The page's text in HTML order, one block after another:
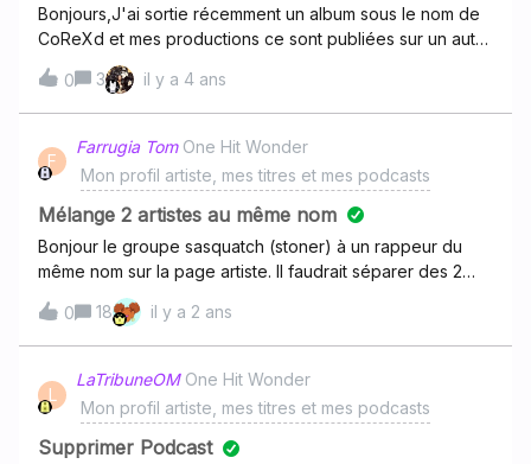
Bonjours,J'ai sortie récemment un album sous le nom de
CoReXd et mes productions ce sont publiées sur un autre
compte et je voudrais savoir si ce savoir si c'est possible
debke rediré sur mon compte ( de plus la photo du
compte ne mz convient pas du tout)
0 3 il y a 4 ans
F
Farrugia Tom One Hit Wonder
Mon profil artiste, mes titres et mes podcasts
Mélange 2 artistes au même nom
Bonjour le groupe sasquatch (stoner) à un rappeur du
même nom sur la page artiste. Il faudrait séparer des 2
artistes svp.
0
18 il y a 2 ans
L
LaTribuneOM One Hit Wonder
Mon profil artiste, mes titres et mes podcasts
Supprimer Podcast